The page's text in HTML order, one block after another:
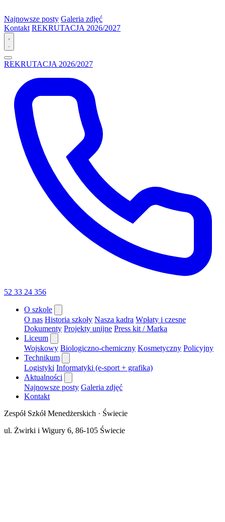
Najnowsze posty Galeria zdjęć
Kontakt REKRUTACJA 2026/2027
REKRUTACJA 2026/2027
52 33 24 356
O szkole
O nas Historia szkoły Nasza kadra Wpłaty i czesne
Dokumenty Projekty unijne Press kit / Marka
Liceum
Wojskowy Biologiczno-chemiczny Kosmetyczny Policyjny
Technikum
Logistyki Informatyki (e-sport + grafika)
Aktualności
Najnowsze posty Galeria zdjęć
Kontakt
Zespół Szkół Menedżerskich · Świecie
ul. Żwirki i Wigury 6, 86-105 Świecie